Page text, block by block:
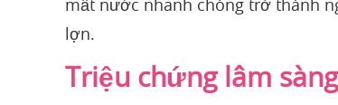
mất nước nhanh chóng trở thành
lợn.
Triệu chứng lâm